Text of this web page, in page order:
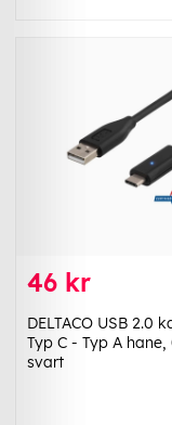
46 kr
DELTACO USB 2.0
Typ C - Typ A hane,
svart